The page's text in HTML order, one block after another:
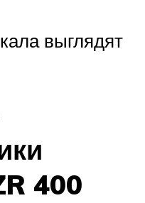
выглядят
400